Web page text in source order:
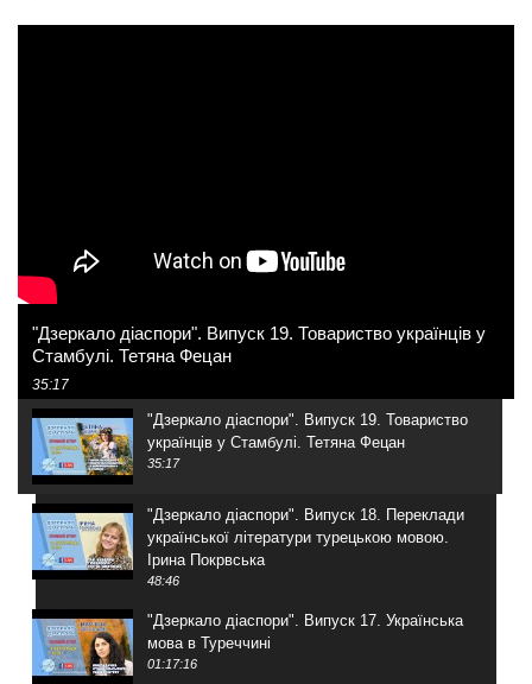
"Дзеркало діаспори". Випуск 19. Товариство українців у
Стамбулі. Тетяна Фецан
35:17
"Дзеркало діаспори". Випуск 19. Товариство
українців у Стамбулі. Тетяна Фецан
35:17
"Дзеркало діаспори". Випуск 18. Переклади
української літератури турецькою мовою.
Ірина Покрвська
48:46
"Дзеркало діаспори". Випуск 17. Українська
мова в Туреччині
01:17:16